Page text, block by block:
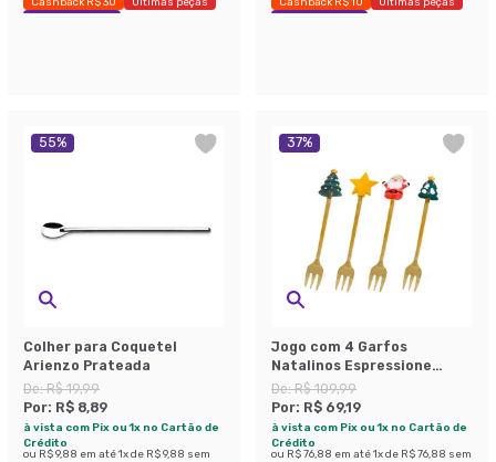
Economize 28%
Economize 42%
55%
Colher para Coquetel
Arienzo Prateada
De:R$ 19,99
Por: R$ 8,89
à vista com Pix ou 1x no Cartão de
Crédito
ou R$ 9,88 em até1x de R$ 9,88 sem
37%
Jogo com 4 Garfos
Natalinos Espressione
Dourado
De:R$ 109,99
Por: R$ 69,19
à vista com Pix ou 1x no Cartão de
Crédito
ou R$ 76,88 em até1x de R$ 76,88 sem